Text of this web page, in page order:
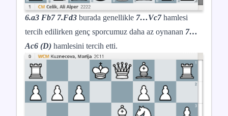
6.a3 Fb7 7.Fd3 burada genellikle 7…Vc7hamlesi
tercih edilirken genç sporcumuz daha az oynanan 7…
Ac6 (D) hamlesini tercih etti.